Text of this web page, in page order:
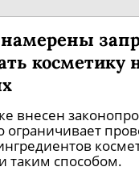
косметику
внесен
ограничивает
таким способом.